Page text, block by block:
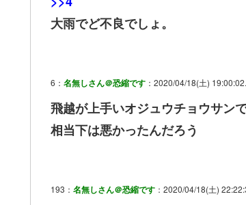
大雨でど不良でしょ。
6： 名無しさん＠恐縮です ：2020/04/18(土)
飛越が上手いオジュウチョウサン
相当下は悪かったんだろう
193： 名無しさん＠恐縮です ：2020/04/18(土)